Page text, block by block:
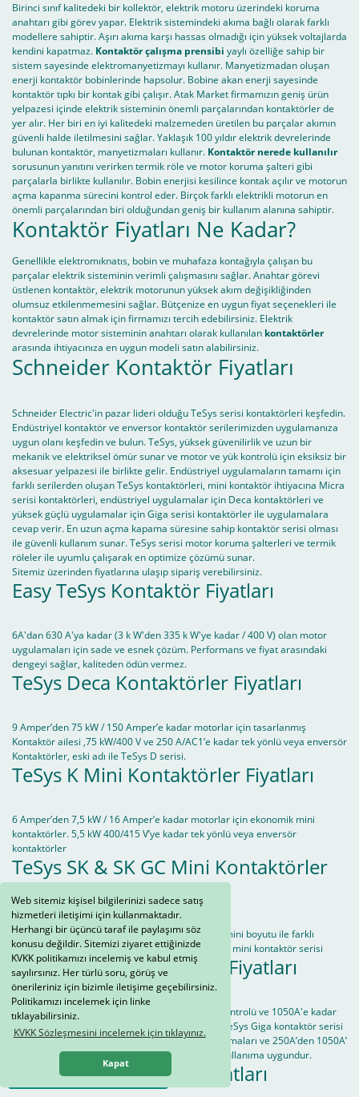
Web sitemiz kişisel bilgilerinizi sadece satış
hizmetleri iletişimi için kullanmaktadır.
Herhangi bir üçüncü taraf ile paylaşımı söz
konusu değildir. Sitemizi ziyaret ettiğinizde
KVKK politikamızı incelemiş ve kabul etmiş
sayılırsınız. Her türlü soru, görüş ve
önerileriniz için bizimle iletişime geçebilirsiniz.
Politikamızı incelemek için linke
tıklayabilirsiniz.
KVKK Sözleşmesini incelemek için tıklayınız.
Kapat
Whatsapp Sipariş Hattı
Birinci sınıf kalitedeki bir kollektör, elektrik motoru üzerindeki koruma
anahtarı gibi görev yapar. Elektrik sistemindeki akıma bağlı olarak farklı
modellere sahiptir. Aşırı akıma karşı hassas olmadığı için yüksek voltajlarda
kendini kapatmaz. Kontaktör çalışma prensibi yaylı özelliğe sahip bir
sistem sayesinde elektromanyetizmayı kullanır. Manyetizmadan oluşan
enerji kontaktör bobinlerinde hapsolur. Bobine akan enerji sayesinde
kontaktör tıpkı bir kontak gibi çalışır. Atak Market firmamızın geniş ürün
yelpazesi içinde elektrik sisteminin önemli parçalarından kontaktörler de
yer alır. Her biri en iyi kalitedeki malzemeden üretilen bu parçalar akımın
güvenli halde iletilmesini sağlar. Yaklaşık 100 yıldır elektrik devrelerinde
bulunan kontaktör, manyetizmaları kullanır. Kontaktör nerede kullanılır
sorusunun yanıtını verirken termik röle ve motor koruma şalteri gibi
parçalarla birlikte kullanılır. Bobin enerjisi kesilince kontak açılır ve motorun
açma kapanma sürecini kontrol eder. Birçok farklı elektrikli motorun en
önemli parçalarından biri olduğundan geniş bir kullanım alanına sahiptir.
Kontaktör Fiyatları Ne Kadar?
Genellikle elektromıknatıs, bobin ve muhafaza kontağıyla çalışan bu
parçalar elektrik sisteminin verimli çalışmasını sağlar. Anahtar görevi
üstlenen kontaktör, elektrik motorunun yüksek akım değişikliğinden
olumsuz etkilenmemesini sağlar. Bütçenize en uygun fiyat seçenekleri ile
kontaktör satın almak için firmamızı tercih edebilirsiniz. Elektrik
devrelerinde motor sisteminin anahtarı olarak kullanılan kontaktörler
arasında ihtiyacınıza en uygun modeli satın alabilirsiniz.
Schneider Kontaktör Fiyatları
Schneider Electric'in pazar lideri olduğu TeSys serisi kontaktörleri keşfedin.
Endüstriyel kontaktör ve enversor kontaktör serilerimizden uygulamanıza
uygun olanı keşfedin ve bulun. TeSys, yüksek güvenilirlik ve uzun bir
mekanik ve elektriksel ömür sunar ve motor ve yük kontrolü için eksiksiz bir
aksesuar yelpazesi ile birlikte gelir. Endüstriyel uygulamaların tamamı için
farklı serilerden oluşan TeSys kontaktörleri, mini kontaktör ihtiyacına Micra
serisi kontaktörleri, endüstriyel uygulamalar için Deca kontaktörleri ve
yüksek güçlü uygulamalar için Giga serisi kontaktörler ile uygulamalara
cevap verir. En uzun açma kapama süresine sahip kontaktör serisi olması
ile güvenli kullanım sunar. TeSys serisi motor koruma şalterleri ve termik
röleler ile uyumlu çalışarak en optimize çözümü sunar.
Sitemiz üzerinden fiyatlarına ulaşıp sipariş verebilirsiniz.
Easy TeSys Kontaktör Fiyatları
6A'dan 630 A'ya kadar (3 k W'den 335 k W'ye kadar / 400 V) olan motor
uygulamaları için sade ve esnek çözüm. Performans ve fiyat arasındaki
dengeyi sağlar, kaliteden ödün vermez.
TeSys Deca Kontaktörler Fiyatları
9 Amper’den 75 kW / 150 Amper’e kadar motorlar için tasarlanmış
Kontaktör ailesi ,75 kW/400 V ve 250 A/AC1’e kadar tek yönlü veya enversör
Kontaktörler, eski adı ile TeSys D serisi.
TeSys K Mini Kontaktörler Fiyatları
6 Amper’den 7,5 kW / 16 Amper’e kadar motorlar için ekonomik mini
kontaktörler. 5,5 kW 400/415 V’ye kadar tek yönlü veya enversör
kontaktörler
TeSys SK & SK GC Mini Kontaktörler
Fiyatları
5A’den 12A’e kadar mini kontaktörler.27-45mm mini boyutu ile farklı
alanlarındaki uygulama ihtiyaçlarına cevap veren mini kontaktör serisi
TeSys Giga Kontaktörler Fiyatları
800 A (450 kW / 400V)'e kadar olan motorların kontrolü ve 1050A'e kadar
olan yükleri anahtarlamak için kontaktör serisi. TeSys Giga kontaktör serisi
115A’den 800A’e kadar olan AC-3 (motor) uygulamaları ve 250A’den 1050A’
e kadar olan AC-1 (rezistif yük) uygulamarı için kullanıma uygundur.
TeSys F Kontaktörler Fiyatları